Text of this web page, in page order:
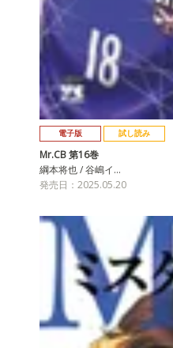
電子版 試し読み
Mr.CB 第16巻
綱本将也 / 谷嶋イ…
発売日：2025.05.20